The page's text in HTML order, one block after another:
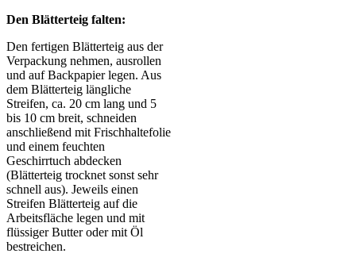
Den Blätterteig falten:
Den fertigen Blätterteig aus der
Verpackung nehmen, ausrollen
und auf Backpapier legen. Aus
dem Blätterteig längliche
Streifen, ca. 20 cm lang und 5
bis 10 cm breit, schneiden
anschließend mit Frischhaltefolie
und einem feuchten
Geschirrtuch abdecken
(Blätterteig trocknet sonst sehr
schnell aus). Jeweils einen
Streifen Blätterteig auf die
Arbeitsfläche legen und mit
flüssiger Butter oder mit Öl
bestreichen.